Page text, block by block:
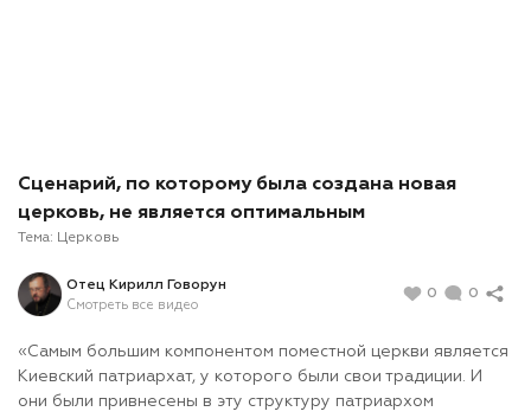
Сценарий, по которому была создана новая
церковь, не является оптимальным
Тема: Церковь
Отец Кирилл Говорун
Смотреть все видео
0 0
«Самым большим компонентом поместной церкви является
Киевский патриархат, у которого были свои традиции. И
они были привнесены в эту структуру патриархом